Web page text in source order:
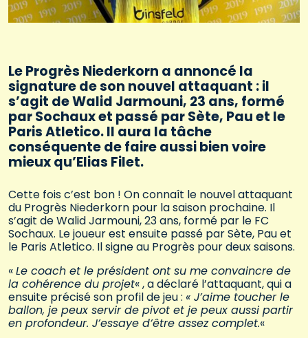
Le Progrès Niederkorn a annoncé la
signature de son nouvel attaquant : il
s’agit de Walid Jarmouni, 23 ans, formé
par Sochaux et passé par Sète, Pau et le
Paris Atletico. Il aura la tâche
conséquente de faire aussi bien voire
mieux qu’Elias Filet.
Cette fois c’est bon ! On connaît le nouvel attaquant
du Progrès Niederkorn pour la saison prochaine. Il
s’agit de Walid Jarmouni, 23 ans, formé par le FC
Sochaux. Le joueur est ensuite passé par Sète, Pau et
le Paris Atletico. Il signe au Progrès pour deux saisons.
«Le coach et le président ont su me convaincre de
la cohérence du projet« , a déclaré l’attaquant, qui a
ensuite précisé son profil de jeu : « J’aime toucher le
ballon, je peux servir de pivot et je peux aussi partir
en profondeur. J’essaye d’être assez complet.«